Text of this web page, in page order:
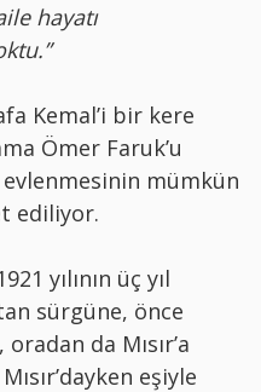
hayatı
Kemal’i bir kere
Ömer Faruk’u
mümkün
ediliyor.
yılının üç yıl
sürgüne, önce
da Mısır’a
eşiyle